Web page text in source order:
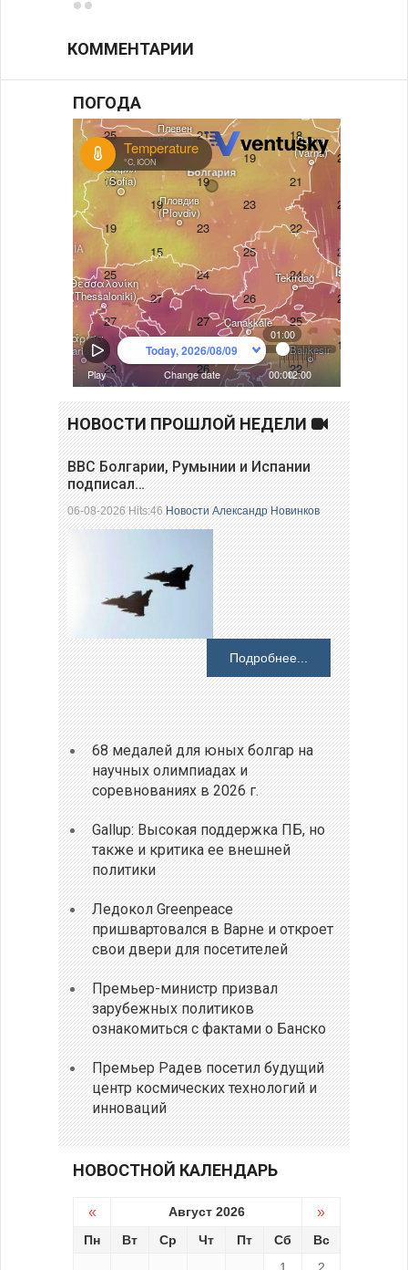
КОММЕНТАРИИ
ПОГОДА
НОВОСТИ ПРОШЛОЙ НЕДЕЛИ
ВВС Болгарии, Румынии и Испании
подписал…
06-08-2026 Hits:46Новости Александр Новинков
Подробнее...
68 медалей для юных болгар на
научных олимпиадах и
соревнованиях в 2026 г.
Gallup: Высокая поддержка ПБ, но
также и критика ее внешней
политики
Ледокол Greenpeace
пришвартовался в Варне и откроет
свои двери для посетителей
Премьер-министр призвал
зарубежных политиков
ознакомиться с фактами о Банско
Премьер Радев посетил будущий
центр космических технологий и
инноваций
НОВОСТНОЙ КАЛЕНДАРЬ
« Август 2026 »
Пн Вт Ср Чт Пт Сб
Вс
1
2